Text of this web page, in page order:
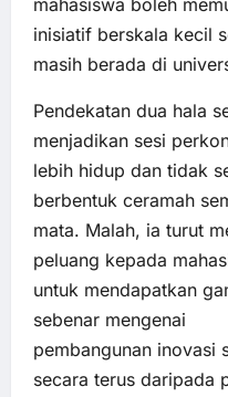
mahasiswa boleh
inisiatif berskala kecil
masih berada di
Pendekatan dua hala
menjadikan sesi
lebih hidup dan tidak
berbentuk ceramah
mata. Malah, ia turut
peluang kepada
untuk mendapatkan
sebenar mengenai
pembangunan inovasi
secara terus daripada